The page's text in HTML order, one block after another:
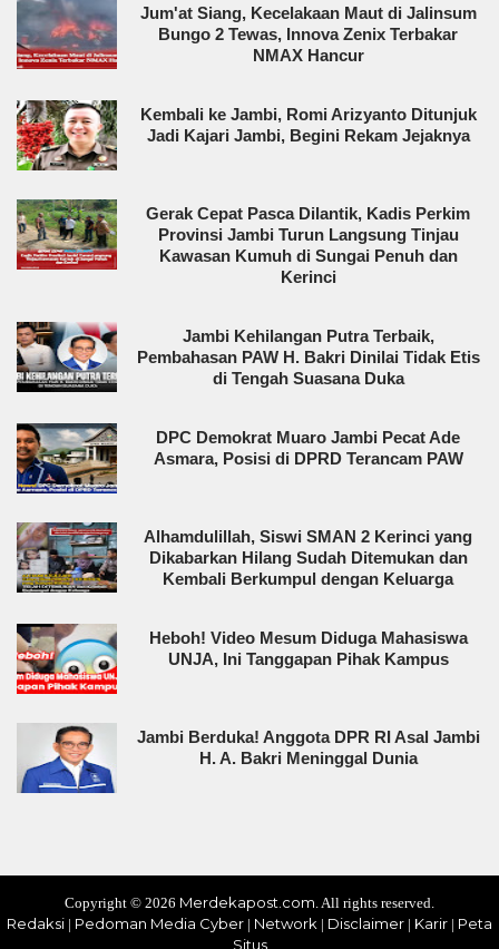
Jum'at Siang, Kecelakaan Maut di Jalinsum
Bungo 2 Tewas, Innova Zenix Terbakar
NMAX Hancur
Kembali ke Jambi, Romi Arizyanto Ditunjuk
Jadi Kajari Jambi, Begini Rekam Jejaknya
Gerak Cepat Pasca Dilantik, Kadis Perkim
Provinsi Jambi Turun Langsung Tinjau
Kawasan Kumuh di Sungai Penuh dan
Kerinci
Jambi Kehilangan Putra Terbaik,
Pembahasan PAW H. Bakri Dinilai Tidak Etis
di Tengah Suasana Duka
DPC Demokrat Muaro Jambi Pecat Ade
Asmara, Posisi di DPRD Terancam PAW
Alhamdulillah, Siswi SMAN 2 Kerinci yang
Dikabarkan Hilang Sudah Ditemukan dan
Kembali Berkumpul dengan Keluarga
Heboh! Video Mesum Diduga Mahasiswa
UNJA, Ini Tanggapan Pihak Kampus
Jambi Berduka! Anggota DPR RI Asal Jambi
H. A. Bakri Meninggal Dunia
Copyright © 2026 Merdekapost.com. All rights reserved.
Redaksi | Pedoman Media Cyber | Network | Disclaimer | Karir | Peta
Situs